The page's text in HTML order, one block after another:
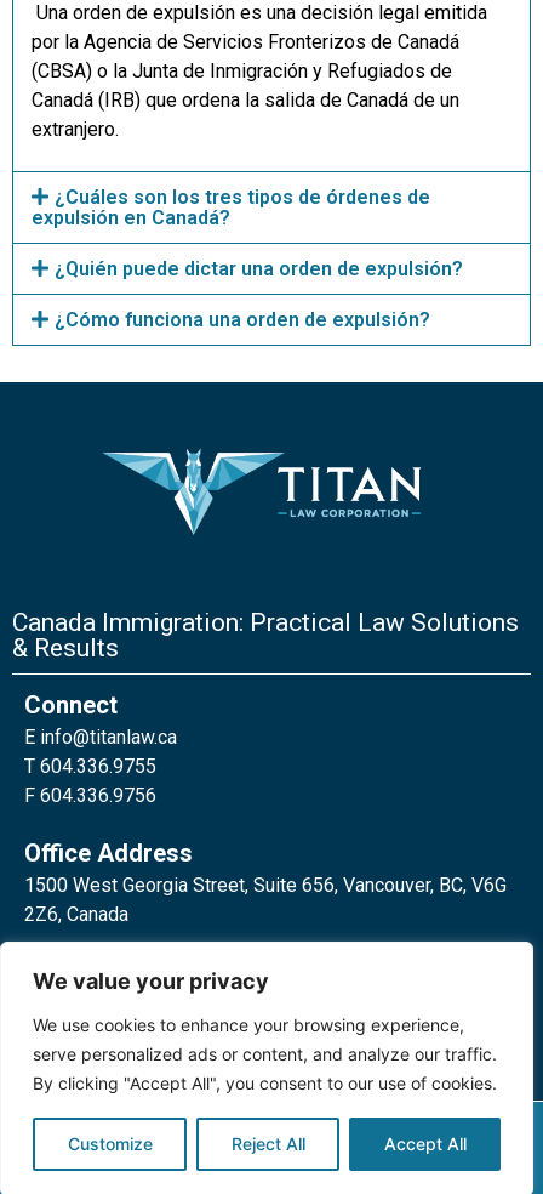
We value your privacy
We use cookies to enhance your browsing experience,
serve personalized ads or content, and analyze our traffic.
By clicking "Accept All", you consent to our use of cookies.
Customize Reject All Accept All
Una orden de expulsión es una decisión legal emitida
por la Agencia de Servicios Fronterizos de Canadá
(CBSA) o la Junta de Inmigración y Refugiados de
Canadá (IRB) que ordena la salida de Canadá de un
extranjero.
¿Cuáles son los tres tipos de órdenes de
expulsión en Canadá?
¿Quién puede dictar una orden de expulsión?
¿Cómo funciona una orden de expulsión?
Canada Immigration: Practical Law Solutions
& Results
Connect
E info@titanlaw.ca
T 604.336.9755
F 604.336.9756
Office Address
1500 West Georgia Street, Suite 656, Vancouver, BC, V6G
2Z6, Canada
Toronto, ON, M4W 3E2, Canada
Privacy Policy
©2024 Titan Law Corp. All rights
reserved.